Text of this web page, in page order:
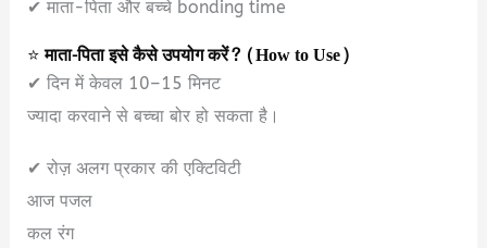
✔ माता-पिता और बच्चे bonding time
⭐माता-पिता इसे कैसे उपयोग करें? (How to Use)
✔ दिन में केवल 10–15 मिनट
ज्यादा करवाने से बच्चा बोर हो सकता है।
✔ रोज़ अलग प्रकार की एक्टिविटी
आज पजल
कल रंग